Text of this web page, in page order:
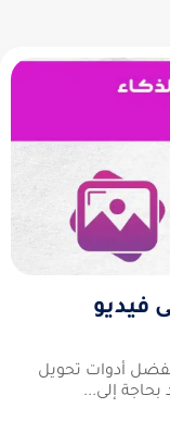
فيديو
أدوات تحويل
بحاجة إلى...